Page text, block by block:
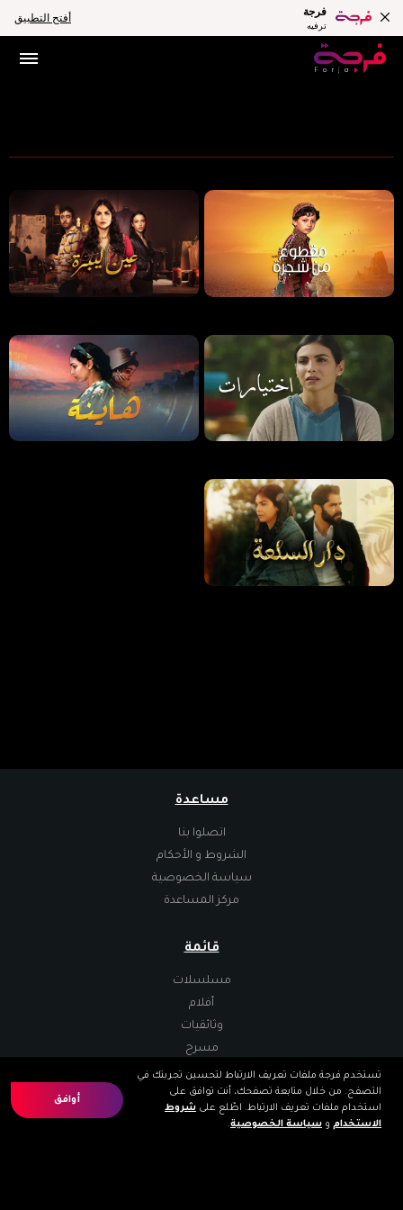
فرجة
ترفيه
أفتح التطبيق
تستخدم فرجة ملفات تعريف الارتباط لتحسين تجربتك في
التصفح. من خلال متابعة تصفحك، أنت توافق على
استخدام ملفات تعريف الارتباط. اطّلع على شروط
الاستخدام و سياسة الخصوصية.
أوافق
مساعدة
اتصلوا بنا
الشروط و الأحكام
سياسة الخصوصية
مركز المساعدة
قائمة
مسلسلات
أفلام
وثائقيات
مسرح
تطبيقات